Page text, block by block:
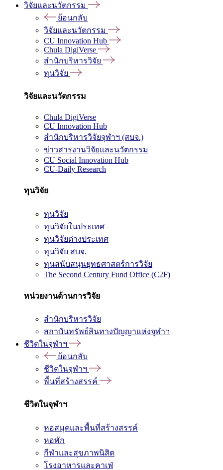
วิจัยและนวัตกรรม
ย้อนกลับ
วิจัยและนวัตกรรม
CU Innovation Hub
Chula DigiVerse
สำนักบริหารวิจัย
ทุนวิจัย
วิจัยและนวัตกรรม
Chula DigiVerse
CU Innovation Hub
สำนักบริหารวิจัยจุฬาฯ (สบจ.)
ข่าวสารงานวิจัยและนวัตกรรม
CU Social Innovation Hub
CU-Daily Research
ทุนวิจัย
ทุนวิจัย
ทุนวิจัยในประเทศ
ทุนวิจัยต่างประเทศ
ทุนวิจัย สบจ.
ทุนสนับสนุนยุทธศาสตร์การวิจัย
The Second Century Fund Office (C2F)
หน่วยงานด้านการวิจัย
สำนักบริหารวิจัย
สถาบันทรัพย์สินทางปัญญาแห่งจุฬาฯ
ชีวิตในจุฬาฯ
ย้อนกลับ
ชีวิตในจุฬาฯ
พื้นที่สร้างสรรค์
ชีวิตในจุฬาฯ
หอสมุดและพื้นที่สร้างสรรค์
หอพัก
กีฬาและสุขภาพนิสิต
โรงอาหารและคาเฟ่